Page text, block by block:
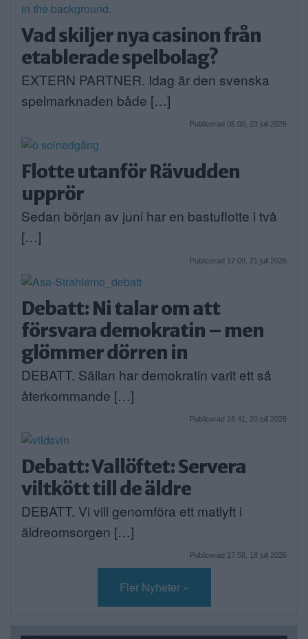
Vad skiljer nya casinon från
etablerade spelbolag?
EXTERN PARTNER. Idag är den svenska
spelmarknaden både […]
Publicerad 05:00, 23 juli 2026
Flotte utanför Rävudden
upprör
Sedan början av juni har en bastuflotte i två
[…]
Publicerad 17:09, 21 juli 2026
Debatt: Ni talar om att
försvara demokratin – men
glömmer dörren in
DEBATT. Sällan har demokratin varit ett så
återkommande […]
Publicerad 16:41, 20 juli 2026
Debatt: Vallöftet: Servera
viltkött till de äldre
DEBATT. Vi vill genomföra ett matlyft i
äldreomsorgen […]
Publicerad 17:58, 18 juli 2026
Fler Nyheter »